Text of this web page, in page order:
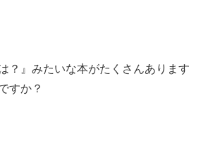
？』みたいな本がたくさんあります
すか？